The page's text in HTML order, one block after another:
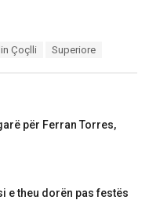
Çoçlli Superiore
për Ferran Torres,
e theu dorën pas festës